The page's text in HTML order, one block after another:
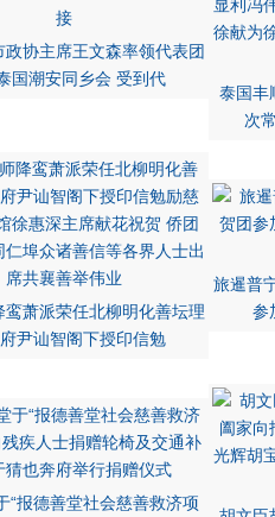
政协主席王文森率领代表团
国潮安同乡会 受到代
泰国丰
次
鸾萧派荣任北柳明化善坛理
尹讪智阁下授印信勉
旅暹普
参
“报德善堂社会慈善救济项